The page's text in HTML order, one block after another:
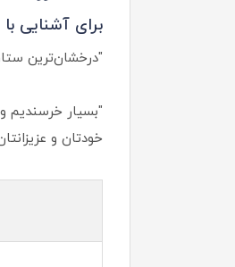
برای آشنایی
"درخشان‌ترین
"بسیار خرسندیم
خودتان و